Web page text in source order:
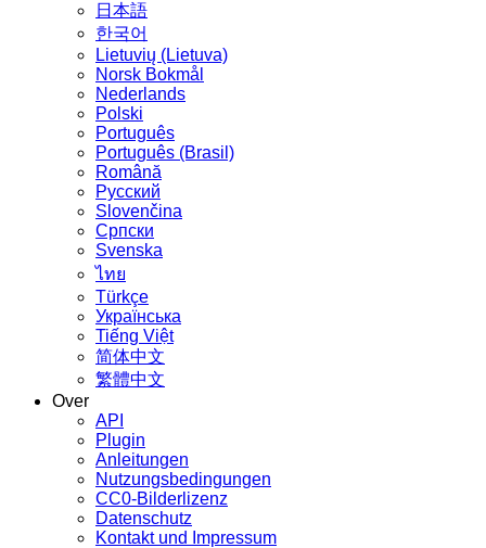
日本語
한국어
Lietuvių (Lietuva)
‪Norsk Bokmål‬
Nederlands
Polski
Português
Português (Brasil)
Română
Русский
Slovenčina
Српски
Svenska
ไทย
Türkçe
Українська
Tiếng Việt
简体中文
繁體中文
Over
API
Plugin
Anleitungen
Nutzungsbedingungen
CC0-Bilderlizenz
Datenschutz
Kontakt und Impressum